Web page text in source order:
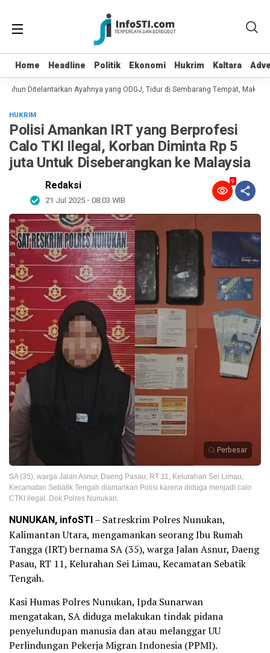
Home Headline Politik Ekonomi Hukrim Kaltara
Home Headline Politik Ekonomi Hukrim Kaltara
Ditelantarkan Ayahnya yang ODGJ, Tidur di Sembarang Tempat, Makan
HUKRIM
Polisi Amankan IRT yang Berprofesi
Calo TKI Ilegal, Korban Diminta Rp 5
juta Untuk Diseberangkan ke Malaysia
Redaksi
21 Jul 2025 - 08:03 WIB
9
Perbesar
SA (35), warga Jalan Asnur, Daeng Pasau, RT 11, Kelurahan Sei Limau,
Kecamatan Sebatik Tengah diamankan Polisi karena diduga menjadi calo
CTKI ilegal. Dok.Polres Nunukan.
NUNUKAN, infoSTI– Satreskrim Polres Nunukan,
Kalimantan Utara, mengamankan seorang Ibu Rumah
Tangga (IRT) bernama SA (35), warga Jalan Asnur, Daeng
Pasau, RT 11, Kelurahan Sei Limau, Kecamatan Sebatik
Tengah.
Kasi Humas Polres Nunukan, Ipda Sunarwan
mengatakan, SA diduga melakukan tindak pidana
penyelundupan manusia dan atau melanggar UU
Perlindungan Pekerja Migran Indonesia (PPMI).